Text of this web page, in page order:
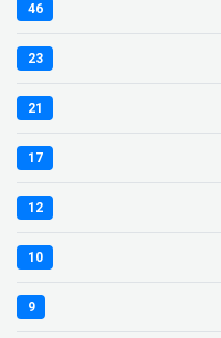
46
23
21
17
12
10
9